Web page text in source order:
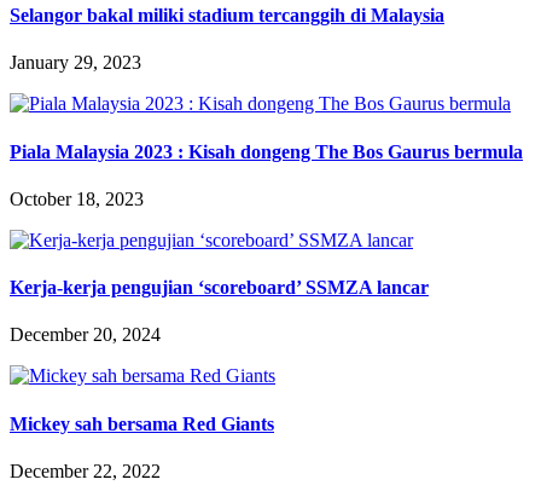
Selangor bakal miliki stadium tercanggih di Malaysia
January 29, 2023
Piala Malaysia 2023 : Kisah dongeng The Bos Gaurus bermula
October 18, 2023
Kerja-kerja pengujian ‘scoreboard’ SSMZA lancar
December 20, 2024
Mickey sah bersama Red Giants
December 22, 2022